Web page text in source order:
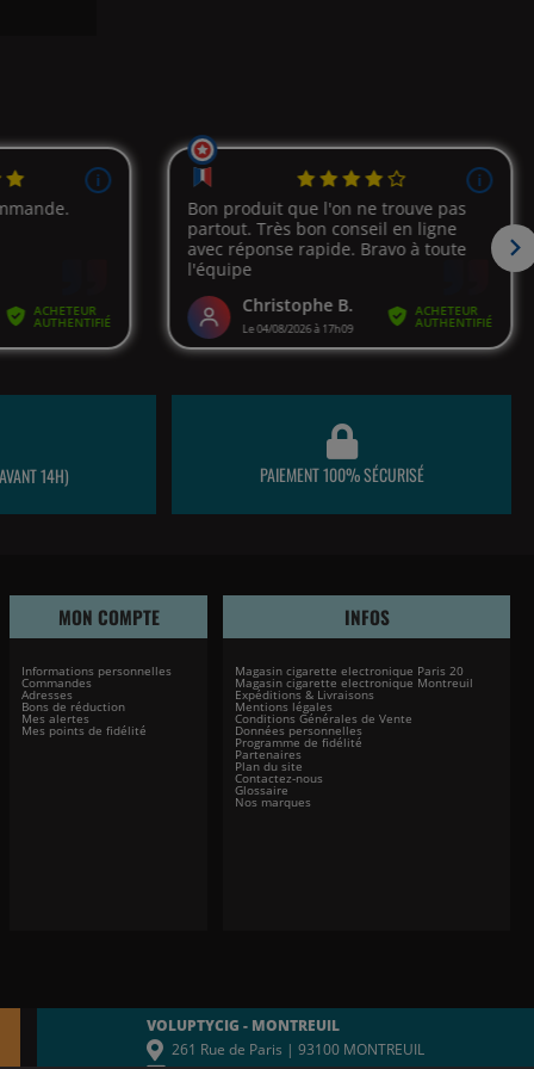
14H) PAIEMENT 100% SÉCURISÉ
MON COMPTE
Informations personnelles
Commandes
Adresses
Bons de réduction
Mes alertes
Mes points de fidélité
INFOS
Magasin cigarette electronique Paris 20
Magasin cigarette electronique Montreuil
Expéditions & Livraisons
Mentions légales
Conditions Générales de Vente
Données personnelles
Programme de fidélité
Partenaires
Plan du site
Contactez-nous
Glossaire
Nos marques
VOLUPTYCIG - MONTREUIL
261 Rue de Paris | 93100 MONTREUIL